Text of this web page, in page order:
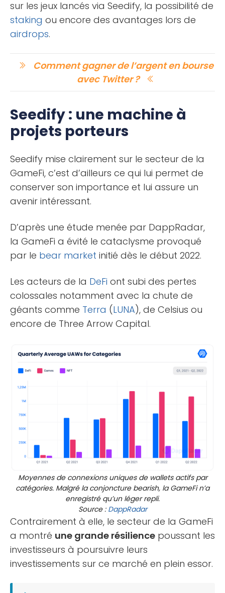
sur les jeux lancés via Seedify, la possibilité de
staking ou encore des avantages lors de
airdrops.
Comment gagner de l’argent en bourse
avec Twitter ?
Seedify : une machine à
projets porteurs
Seedify mise clairement sur le secteur de la
GameFi, c’est d’ailleurs ce qui lui permet de
conserver son importance et lui assure un
avenir intéressant.
D’après une étude menée par DappRadar,
la GameFi a évité le cataclysme provoqué
par le bear market initié dès le début 2022.
Les acteurs de la DeFi ont subi des pertes
colossales notamment avec la chute de
géants comme Terra (LUNA), de Celsius ou
encore de Three Arrow Capital.
Moyennes de connexions uniques de wallets actifs par
catégories. Malgré la conjoncture bearish, la GameFi n’a
enregistré qu’un léger repli.
Source : DappRadar
Contrairement à elle, le secteur de la GameFi
a montré une grande résilience poussant les
investisseurs à poursuivre leurs
investissements sur ce marché en plein essor.